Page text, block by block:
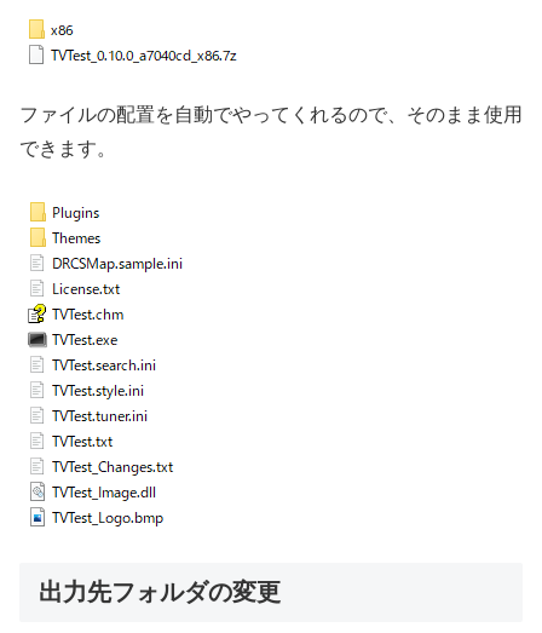
ファイルの配置を自動でやってくれるので、そのまま使用
できます。
出力先フォルダの変更